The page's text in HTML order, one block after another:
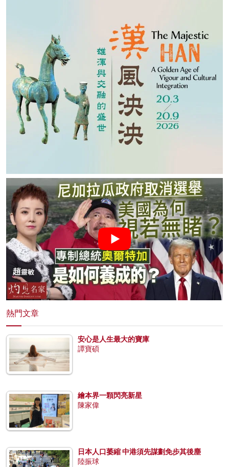
熱門文章
安心是人生最大的寶庫
譚寶碩
繪本界一顆閃亮新星
陳家偉
日本人口萎縮 中港須先謀劃免步其後塵
陸振球